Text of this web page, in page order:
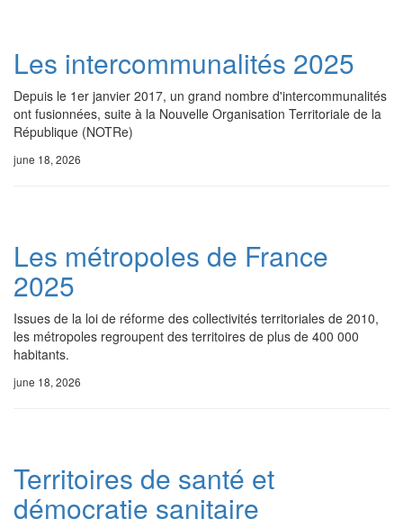
Les intercommunalités 2025
Depuis le 1er janvier 2017, un grand nombre d'intercommunalités
ont fusionnées, suite à la Nouvelle Organisation Territoriale de la
République (NOTRe)
june 18, 2026
Les métropoles de France
2025
Issues de la loi de réforme des collectivités territoriales de 2010,
les métropoles regroupent des territoires de plus de 400 000
habitants.
june 18, 2026
Territoires de santé et
démocratie sanitaire